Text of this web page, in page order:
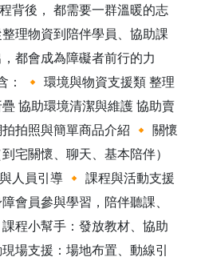
背後， 都需要一群溫暖的志
理物資到陪伴學員、協助課
都會成為障礙者前行的力
： 🔸 環境與物資支援類 整理
協助環境清潔與維護 協助賣
拍照與簡單商品介紹 🔸 關懷
宅關懷、聊天、基本陪伴）
人員引導 🔸 課程與活動支援
會員參與學習，陪伴聽課、
程小幫手：發放教材、協助
場支援：場地布置、動線引